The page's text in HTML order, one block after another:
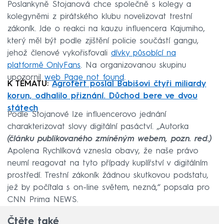
Poslankyně Stojanová chce společně s kolegy a
kolegyněmi z pirátského klubu novelizovat trestní
zákoník. Jde o reakci na kauzu influencera Kajumiho,
který měl být podle zjištění policie součástí gangu,
jehož členové vykořisťovali dívky působící na
platformě OnlyFans. Na organizovanou skupinu
upozornil web Page not found.
K TÉMATU: Agrofert poslal Babišovi čtyři miliardy
korun, odhalilo přiznání. Důchod bere ve dvou
státech
Podle Stojanové lze influencerovo jednání
charakterizovat slovy digitální pasáctví. „Autorka
(článku publikovaného zmíněným webem, pozn. red.)
Apolena Rychlíková vznesla obavy, že naše právo
neumí reagovat na tyto případy kuplířství v digitálním
prostředí. Trestní zákoník žádnou skutkovou podstatu,
jež by počítala s on-line světem, nezná,“ popsala pro
CNN Prima NEWS.
Čtěte také